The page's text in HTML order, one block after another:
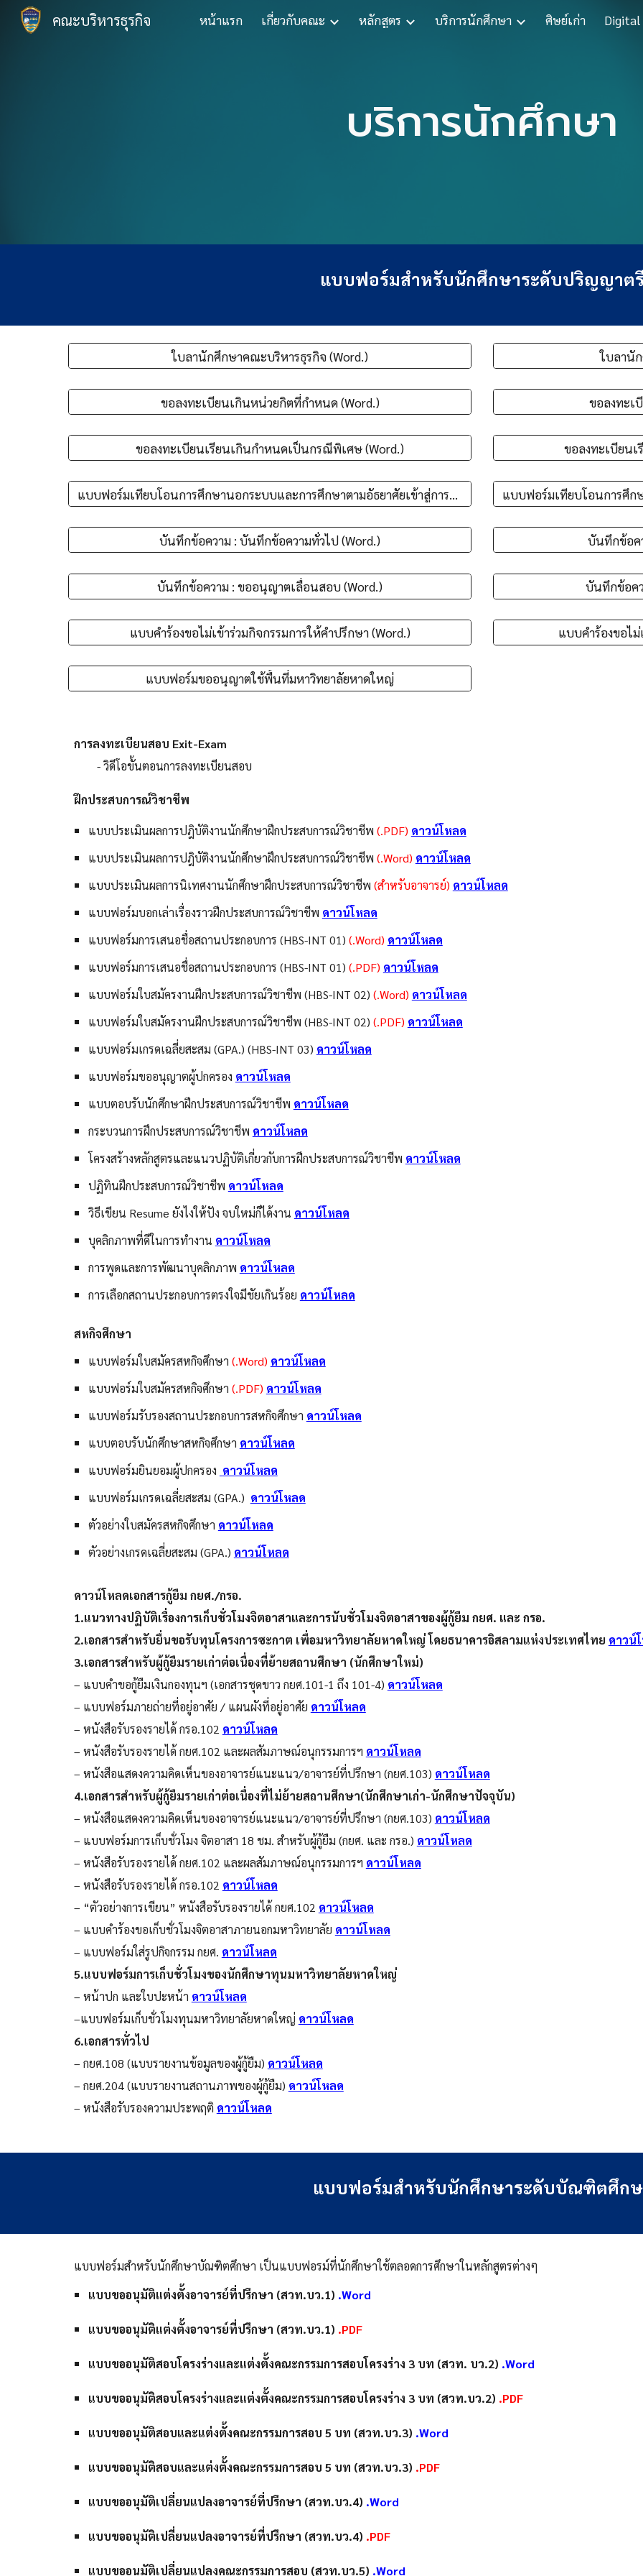
Skip to main content Skip to
คณะบริหารธุรกิจ หน้าแรก เกี่ยวกับคณะ หลักสูตร บริการนักศึกษา ศิษย์เก่า Digital
บริการนักศึกษา
แบบฟอร์มสำหรับนักศึกษาระดับปริญญาต
ใบลานักศึกษาคณะบริหารธุรกิจ (Word.)
ขอลงทะเบียนเกินหน่วยกิตที่กำหนด (Word.)
ขอลงทะเบียนเรียนเกินกำหนดเป็นกรณีพิเศษ (Word.)
แบบฟอร์มเทียบโอนการศึกษานอกระบบและการศึกษาตามอัธยาศัยเข้าสู่การศึกษาในระบบ (Word.)
บันทึกข้อความ : บันทึกข้อความทั่วไป (Word.)
บันทึกข้อความ : ขออนุญาตเลื่อนสอบ (Word.)
แบบคำร้องขอไม่เข้าร่วมกิจกรรมการให้คำปรึกษา (Word.)
แบบฟอร์มขออนุญาตใช้พื้นที่มหาวิทยาลัยหาดใหญ่
ใบลานั
ขอลงทะเ
ขอลงทะเบียน
บันทึกข้อค
บันทึกข้อค
แบบคำร้องขอไม่
การลงทะเบียนสอบ Exit-Exam
- วิดีโอขั้นตอนการลงทะเบียนสอบ
ฝึกประสบการณ์วิชาชีพ
แบบประเมินผลการปฎิบัติงานนักศึกษาฝึกประสบการณ์วิชาชีพ (.PDF) ดาวน์โหลด
แบบประเมินผลการปฎิบัติงานนักศึกษาฝึกประสบการณ์วิชาชีพ (.Word) ดาวน์โหลด
แบบประเมินผลการนิเทศงานนักศึกษาฝึกประสบการณ์วิชาชีพ (สำหรับอาจารย์) ดาวน์โหลด
แบบฟอร์มบอกเล่าเรื่องราวฝึกประสบการณ์วิชาชีพ ดาวน์โหลด
แบบฟอร์มการเสนอชื่อสถานประกอบการ (HBS-INT 01) (.Word) ดาวน์โหลด
แบบฟอร์มการเสนอชื่อสถานประกอบการ (HBS-INT 01) (.PDF) ดาวน์โหลด
แบบฟอร์มใบสมัครงานฝึกประสบการณ์วิชาชีพ (HBS-INT 02) (.Word) ดาวน์โหลด
แบบฟอร์มใบสมัครงานฝึกประสบการณ์วิชาชีพ (HBS-INT 02) (.PDF) ดาวน์โหลด
แบบฟอร์มเกรดเฉลี่ยสะสม (GPA.) (HBS-INT 03) ดาวน์โหลด
แบบฟอร์มขออนุญาตผู้ปกครอง ดาวน์โหลด
แบบตอบรับนักศึกษาฝึกประสบการณ์วิชาชีพ ดาวน์โหลด
กระบวนการฝึกประสบการณ์วิชาชีพ ดาวน์โหลด
โครงสร้างหลักสูตรและแนวปฏิบัติเกี่ยวกับการฝึกประสบการณ์วิชาชีพ ดาวน์โหลด
ปฏิทินฝึกประสบการณ์วิชาชีพ ดาวน์โหลด
วิธีเขียน Resume ยังไงให้ปัง จบใหม่ก็ได้งาน ดาวน์โหลด
บุคลิกภาพที่ดีในการทำงาน ดาวน์โหลด
การพูดและการพัฒนาบุคลิกภาพ ดาวน์โหลด
การเลือกสถานประกอบการตรงใจมีชัยเกินร้อย ดาวน์โหลด
สหกิจศึกษา
แบบฟอร์มใบสมัครสหกิจศึกษา (.Word) ดาวน์โหลด
แบบฟอร์มใบสมัครสหกิจศึกษา (.PDF) ดาวน์โหลด
แบบฟอร์มรับรองสถานประกอบการสหกิจศึกษา ดาวน์โหลด
แบบตอบรับนักศึกษาสหกิจศึกษา ดาวน์โหลด
แบบฟอร์มยินยอมผู้ปกครอง ดาวน์โหลด
แบบฟอร์มเกรดเฉลี่ยสะสม (GPA.) ดาวน์โหลด
ตัวอย่างใบสมัครสหกิจศึกษา ดาวน์โหลด
ตัวอย่างเกรดเฉลี่ยสะสม (GPA.) ดาวน์โหลด
ดาวน์โหลดเอกสารกู้ยืม กยศ./กรอ.
1.แนวทางปฏิบัติเรื่องการเก็บชั่วโมงจิตอาสาและการนับชั่วโมงจิตอาสาของผู้กู้ยืม กยศ. และ กรอ.
2.เอกสารสำหรับยื่นขอรับทุนโครงการซะกาต เพื่อมหาวิทยาลัยหาดใหญ่ โดยธนาคารอิสลามแห่งประเทศไทย ดาวน์
3.เอกสารสำหรับผู้กู้ยืมรายเก่าต่อเนื่องที่ย้ายสถานศึกษา (นักศึกษาใหม่)
– แบบคำขอกู้ยืมเงินกองทุนฯ (เอกสารชุดขาว กยศ.101-1 ถึง 101-4) ดาวน์โหลด
– แบบฟอร์มภายถ่ายที่อยู่อาศัย / แผนผังที่อยู่อาศัย ดาวน์โหลด
– หนังสือรับรองรายได้ กรอ.102 ดาวน์โหลด
– หนังสือรับรองรายได้ กยศ.102 และผลสัมภาษณ์อนุกรรมการฯ ดาวน์โหลด
– หนังสือแสดงความคิดเห็นของอาจารย์แนะแนว/อาจารย์ที่ปรึกษา (กยศ.103) ดาวน์โหลด
4.เอกสารสำหรับผู้กู้ยืมรายเก่าต่อเนื่องที่ไม่ย้ายสถานศึกษา(นักศึกษาเก่า-นักศึกษาปัจจุบัน)
– หนังสือแสดงความคิดเห็นของอาจารย์แนะแนว/อาจารย์ที่ปรึกษา (กยศ.103) ดาวน์โหลด
– แบบฟอร์มการเก็บชั่วโมง จิตอาสา 18 ชม. สำหรับผู้กู้ยืม (กยศ. และ กรอ.) ดาวน์โหลด
– หนังสือรับรองรายได้ กยศ.102 และผลสัมภาษณ์อนุกรรมการฯ ดาวน์โหลด
– หนังสือรับรองรายได้ กรอ.102 ดาวน์โหลด
– “ตัวอย่างการเขียน” หนังสือรับรองรายได้ กยศ.102 ดาวน์โหลด
– แบบคำร้องขอเก็บชั่วโมงจิตอาสาภายนอกมหาวิทยาลัย ดาวน์โหลด
– แบบฟอร์มใส่รูปกิจกรรม กยศ. ดาวน์โหลด
5.แบบฟอร์มการเก็บชั่วโมงของนักศึกษาทุนมหาวิทยาลัยหาดใหญ่
– หน้าปก และใบปะหน้า ดาวน์โหลด
–แบบฟอร์มเก็บชั่วโมงทุนมหาวิทยาลัยหาดใหญ่ ดาวน์โหลด
6.เอกสารทั่วไป
– กยศ.108 (แบบรายงานข้อมูลของผู้กู้ยืม) ดาวน์โหลด
– กยศ.204 (แบบรายงานสถานภาพของผู้กู้ยืม) ดาวน์โหลด
– หนังสือรับรองความประพฤติ ดาวน์โหลด
แบบฟอร์มสำหรับนักศึกษาระดับบัณฑิตศึก
แบบฟอร์มสำหรับนักศึกษาบัณฑิตศึกษา เป็นแบบฟอรม์ที่นักศึกษาใช้ตลอดการศึกษาในหลักสูตรต่างๆ
แบบขออนุมัติแต่งตั้งอาจารย์ที่ปรึกษา (สวท.บว.1) .Word
แบบขออนุมัติแต่งตั้งอาจารย์ที่ปรึกษา (สวท.บว.1) .PDF
แบบขออนุมัติสอบโครงร่างและแต่งตั้งคณะกรรมการสอบโครงร่าง 3 บท (สวท. บว.2) .Word
แบบขออนุมัติสอบโครงร่างและแต่งตั้งคณะกรรมการสอบโครงร่าง 3 บท (สวท.บว.2) .PDF
แบบขออนุมัติสอบและแต่งตั้งคณะกรรมการสอบ 5 บท (สวท.บว.3) .Word
แบบขออนุมัติสอบและแต่งตั้งคณะกรรมการสอบ 5 บท (สวท.บว.3) .PDF
แบบขออนุมัติเปลี่ยนแปลงอาจารย์ที่ปรึกษา (สวท.บว.4) .Word
แบบขออนุมัติเปลี่ยนแปลงอาจารย์ที่ปรึกษา (สวท.บว.4) .PDF
แบบขออนุมัติเปลี่ยนแปลงคณะกรรมการสอบ (สวท.บว.5) .Word